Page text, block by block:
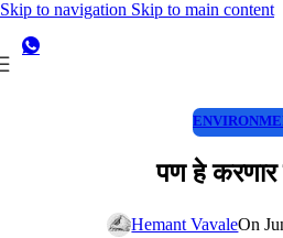
Skip to navigation Skip to main content
पण हे करणार
Hemant VavaleOn